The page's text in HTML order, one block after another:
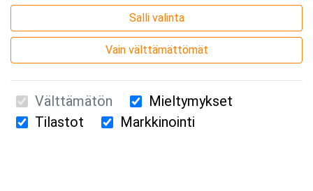
Suomen Ensiapukoulutus Oy / Valimotie 21 / 00380 Helsinki
Salli valinta
Vain välttämättömät
Välttämätön
Mieltymykset
Tilastot
Markkinointi